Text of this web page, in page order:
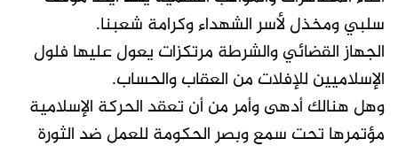
سلبي ومخذل لأسر الشهداء وكرامة شعبنا.
الجهاز القضائي والشرطة مرتكزات يعول عليها فلول
الإسلاميين للإفلات من العقاب والحساب.
وهل هنالك أدهى وأمر من أن تعقد الحركة الإسلامية
مؤتمرها تحت سمع وبصر الحكومة للعمل ضد الثورة